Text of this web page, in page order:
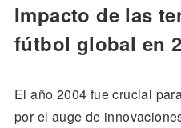
Impacto de las
fútbol global en
El año 2004 fue crucial
por el auge de